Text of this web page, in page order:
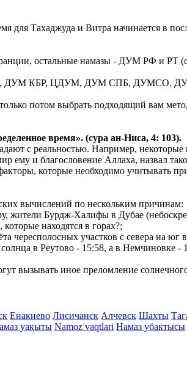
Тахаджуда и Витра начинается в
остальные намазы - ДУМ РФ и РТ
ДУМ КБР, ЦДУМ, ДУМ СПБ, ДУМСО, ДУМ
потом выбрать подходящий вам
время». (сура ан-Ниса, 4: 103).
с реальностью. Например,
ему и благословение Аллаха, назвал
которые необходимо учитывать
вычислений по нескольким причинам:
Бурдж-Халифы в Дубае
находятся в горах?;
чересполосных участков с севера
в Реутово - 15:58, а в Немчиновке
иное преломление солнечного
Енакиево Лисичанск Алчевск Шахты
уақыты Namoz vaqtlari Намаз убактысы